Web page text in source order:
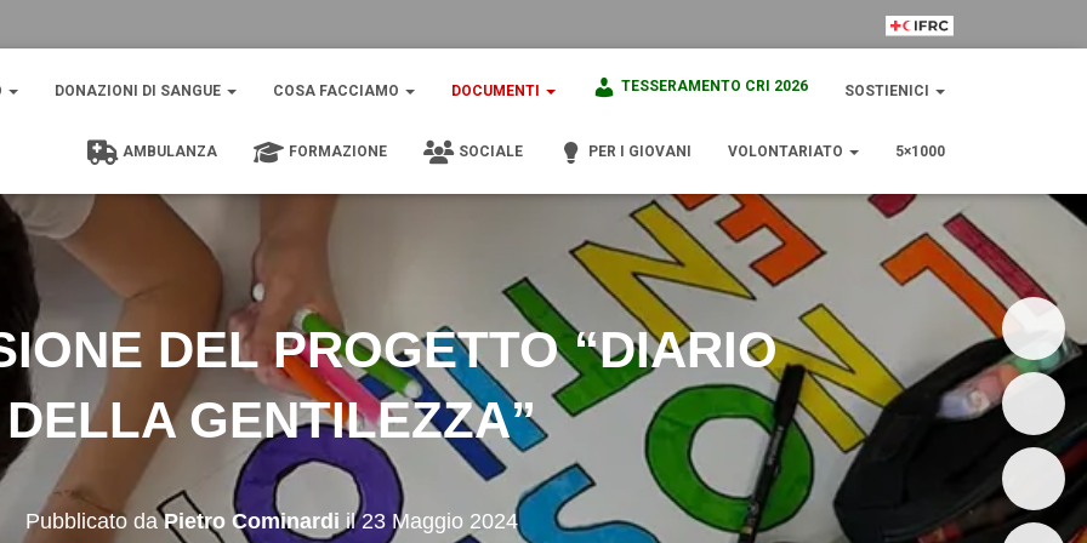
DONAZIONI DI SANGUE COSA FACCIAMO DOCUMENTI TESSERAMENTO CRI 2026 SOSTIENICI
AMBULANZA FORMAZIONE SOCIALE PER I GIOVANI VOLONTARIATO 5×1000
DEL PROGETTO “DIARIO
DELLA GENTILEZZA”
Pubblicato daPietro Cominardi il23 Maggio 2024